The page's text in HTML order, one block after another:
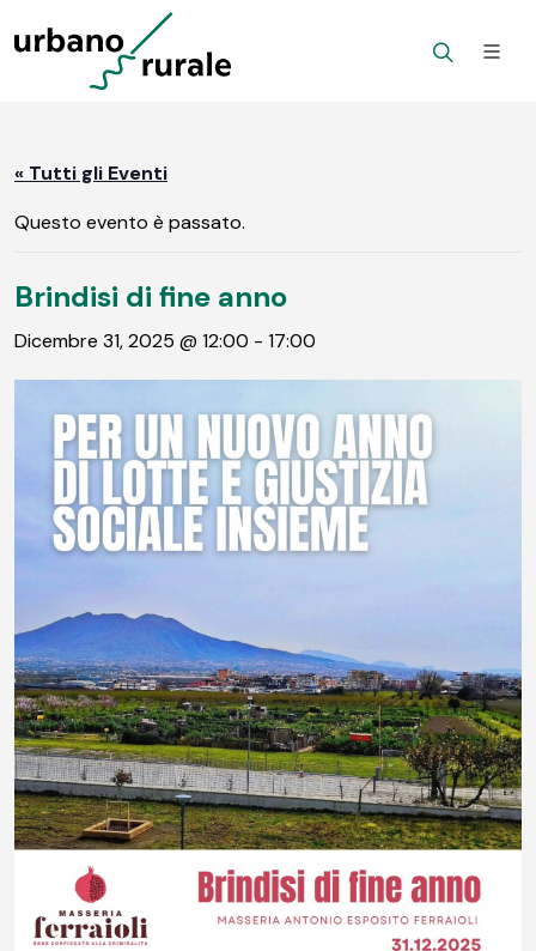
« Tutti gli Eventi
Questo evento è passato.
Brindisi di fine anno
Dicembre 31, 2025 @ 12:00 - 17:00